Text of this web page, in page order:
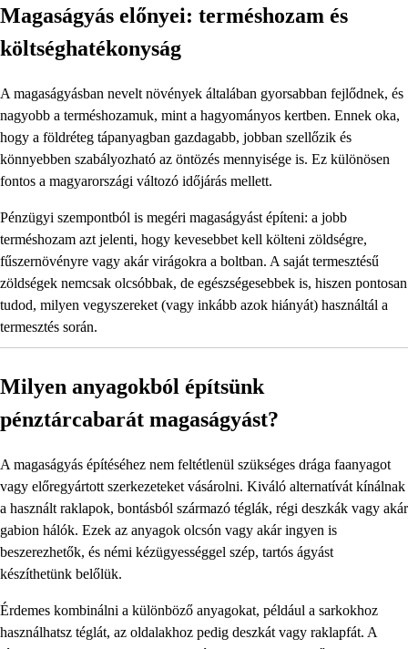
Magaságyás előnyei: terméshozam és
költséghatékonyság
A magaságyásban nevelt növények általában gyorsabban fejlődnek, és
nagyobb a terméshozamuk, mint a hagyományos kertben. Ennek oka,
hogy a földréteg tápanyagban gazdagabb, jobban szellőzik és
könnyebben szabályozható az öntözés mennyisége is. Ez különösen
fontos a magyarországi változó időjárás mellett.
Pénzügyi szempontból is megéri magaságyást építeni: a jobb
terméshozam azt jelenti, hogy kevesebbet kell költeni zöldségre,
fűszernövényre vagy akár virágokra a boltban. A saját termesztésű
zöldségek nemcsak olcsóbbak, de egészségesebbek is, hiszen pontosan
tudod, milyen vegyszereket (vagy inkább azok hiányát) használtál a
termesztés során.
Milyen anyagokból építsünk
pénztárcabarát magaságyást?
A magaságyás építéséhez nem feltétlenül szükséges drága faanyagot
vagy előregyártott szerkezeteket vásárolni. Kiváló alternatívát kínálnak
a használt raklapok, bontásból származó téglák, régi deszkák vagy akár
gabion hálók. Ezek az anyagok olcsón vagy akár ingyen is
beszerezhetők, és némi kézügyességgel szép, tartós ágyást
készíthetünk belőlük.
Érdemes kombinálni a különböző anyagokat, például a sarkokhoz
használhatsz téglát, az oldalakhoz pedig deszkát vagy raklapfát. A